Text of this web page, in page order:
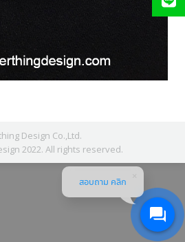
Design Co.,Ltd.
2022. All rights reserved.
สอบถาม คลิก